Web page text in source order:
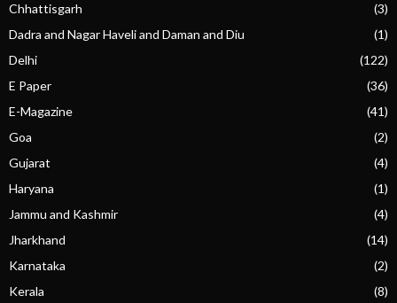
Chhattisgarh
(3)
Dadra and Nagar Haveli and Daman and Diu
(1)
Delhi
(122)
E Paper
(36)
E-Magazine
(41)
Goa
(2)
Gujarat
(4)
Haryana
(1)
Jammu and Kashmir
(4)
Jharkhand
(14)
Karnataka
(2)
Kerala
(8)